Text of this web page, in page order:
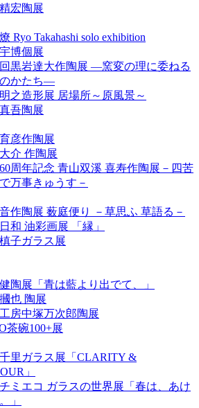
宏陶展
Ryo Takahashi solo exhibition
博個展
黒岩達大作陶展 ―窯変の理に委ねる
かたち―
之造形展 居場所～原風景～
吾陶展
彦作陶展
介 作陶展
周年記念 青山双溪 喜寿作陶展－四苦
万事きゅうす－
作陶展 薮庭便り －草思ふ 草語る－
和 油彩画展 「縁」
子ガラス展
陶展「青は藍より出でて、」
也 陶展
房中塚万次郎陶展
茶碗100+展
里ガラス展「CLARITY &
」
ミエコ ガラスの世界展「春は、あけ
」